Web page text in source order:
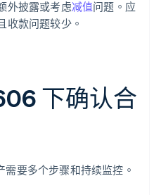
外披露或考虑减值问题。应
收款问题较少。
下确认合
需要多个步骤和持续监控。